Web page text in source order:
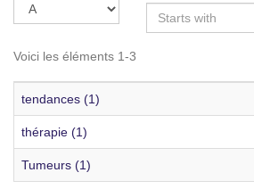
Voici les éléments 1-3
tendances (1)
thérapie (1)
Tumeurs (1)